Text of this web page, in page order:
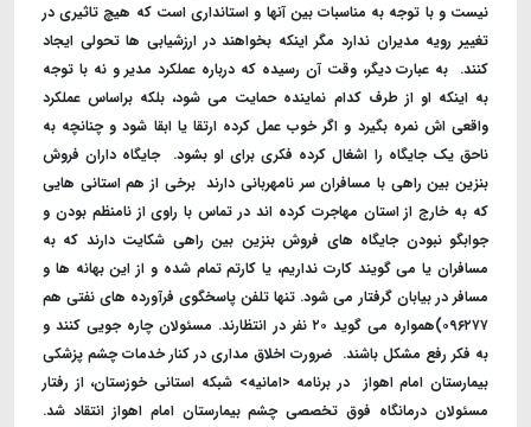
نیست و با توجه به مناسبات بین آنها و استانداری است که هیچ تاثیری در
تغییر رویه مدیران ندارد مگر اینکه بخواهند در ارزشیابی ها تحولی ایجاد
کنند. ‌ به عبارت دیگر، وقت آن رسیده که درباره عملکرد مدیر و نه با توجه
به اینکه او از طرف کدام نماینده حمایت می شود، بلکه براساس عملکرد
واقعی اش نمره بگیرد و اگر خوب عمل کرده ارتقا یا ابقا شود و چنانچه به
ناحق یک جایگاه را اشغال کرده فکری برای او بشود. ‌ جایگاه داران فروش
بنزین بین راهی با مسافران سر نامهربانی دارند ‌ برخی از هم استانی هایی
که به خارج از استان مهاجرت کرده اند در تماس با راوی از نامنظم بودن و
جوابگو نبودن جایگاه های فروش بنزین بین راهی شکایت دارند که به
مسافران یا می گویند کارت نداریم، یا کارتم تمام شده و از این بهانه ها و
مسافر در بیابان گرفتار می شود. تنها تلفن پاسخگوی فرآورده های نفتی هم
۰۹۶۲۷۷)همواره می گوید ۲۰ نفر در انتظارند. مسئولان چاره جویی کنند و
به فکر رفع مشکل باشند. ‌ ضرورت اخلاق مداری در کنار خدمات چشم پزشکی
بیمارستان امام اهواز ‌ در برنامه <امانیه> شبکه استانی خوزستان، از رفتار
مسئولان درمانگاه فوق تخصصی چشم بیمارستان امام اهواز انتقاد شد.